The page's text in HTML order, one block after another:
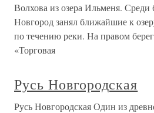
Волхова из озера Ильменя. Среди
Новгород занял ближайшие к
по течению реки. На правом
«Торговая
Русь Новгородская
Русь Новгородская Один из